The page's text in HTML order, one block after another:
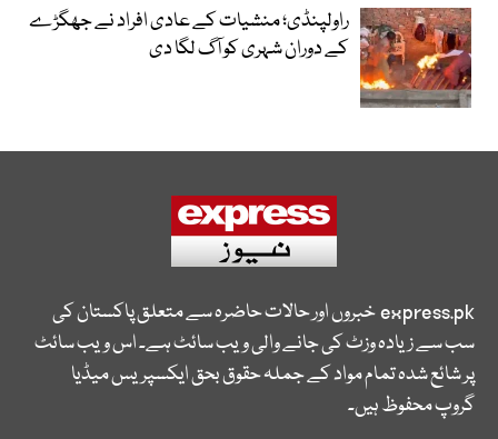
راولپنڈی؛ منشیات کے عادی افراد نے جھگڑے
کے دوران شہری کو آگ لگا دی
express.pkخبروں اور حالات حاضرہ سے متعلق پاکستان کی
سب سے زیادہ وزٹ کی جانے والی ویب سائٹ ہے۔ اس ویب سائٹ
پر شائع شدہ تمام مواد کے جملہ حقوق بحق ایکسپریس میڈیا
گروپ محفوظ ہیں۔